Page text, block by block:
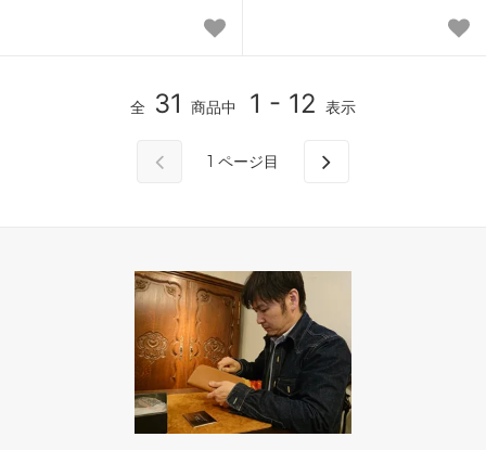
全 31 商品中 1 - 12 表示
1 ページ目